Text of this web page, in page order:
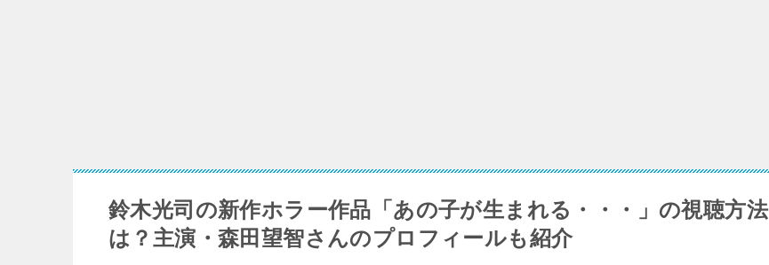
鈴木光司の新作ホラー作品「あの子が生まれる・・・」の視聴方法
は？主演・森田望智さんのプロフィールも紹介